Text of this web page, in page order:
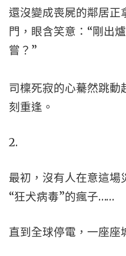
還沒變成喪屍的鄰居正
門，眼含笑意：“剛出
嘗？”
司檁死寂的心驀然跳動
刻重逢。
2.
最初，沒有人在意這場
“狂犬病毒”的瘋子……
直到全球停電，一座座